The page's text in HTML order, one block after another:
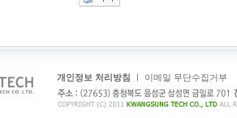
개인정보 처리방침 ㅣ 이메일 무단수집거부